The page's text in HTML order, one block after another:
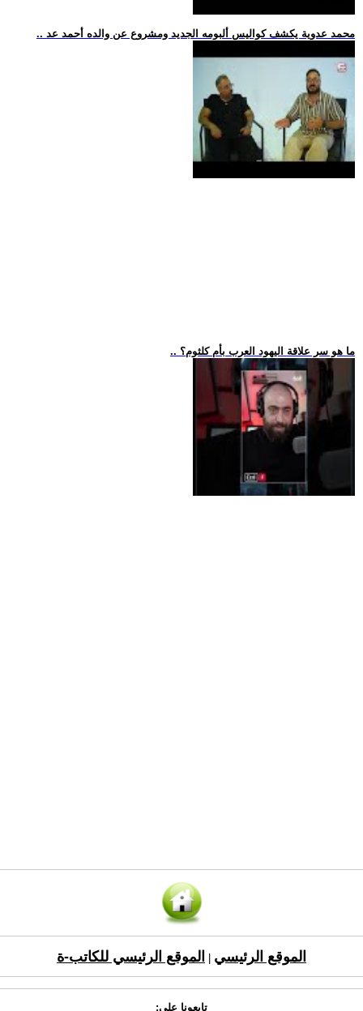
.. محمد عدوية يكشف كواليس ألبومه الجديد ومشروع عن والده أحمد عد
.. ما هو سر علاقة اليهود العرب بأم كلثوم؟
الموقع الرئيسي الموقع الرئيسي للكاتب-ة
تابعونا على: